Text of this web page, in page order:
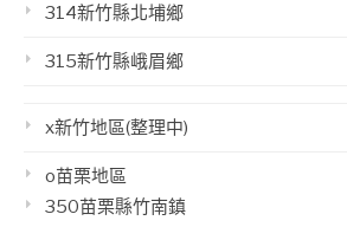
314新竹縣北埔鄉
315新竹縣峨眉鄉
x新竹地區(整理中)
o苗栗地區
350苗栗縣竹南鎮